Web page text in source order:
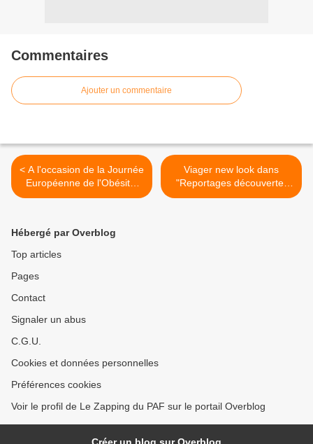
Commentaires
Ajouter un commentaire
< A l'occasion de la Journée
Européenne de l'Obésité,
RMC Story diffuse ce midi
Viager new look dans
"Reportages découverte"
sur TF1 >
Hébergé par Overblog
Top articles
Pages
Contact
Signaler un abus
C.G.U.
Cookies et données personnelles
Préférences cookies
Voir le profil de Le Zapping du PAF sur le portail Overblog